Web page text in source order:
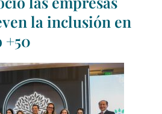
la inclusión en
+50